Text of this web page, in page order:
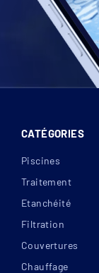
CATÉGORIES
Piscines
Traitement
Etanchéité
Filtration
Couvertures
Chauffage